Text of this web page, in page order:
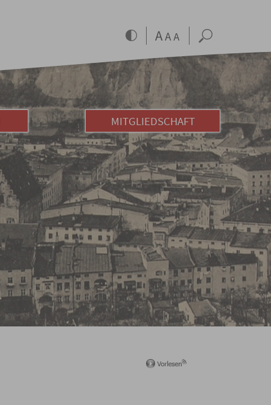
MITGLIEDSCHAFT